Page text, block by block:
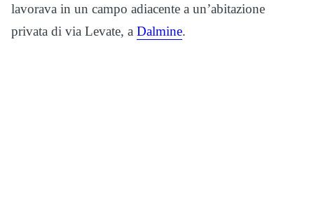
lavorava in un campo adiacente a un’abitazione
privata di via Levate, a Dalmine.